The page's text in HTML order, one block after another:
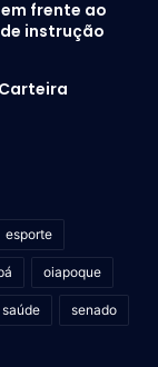
frente ao
instrução
esporte
oiapoque
saúde senado